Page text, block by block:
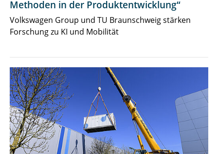
Methoden in der Produktentwicklung“
Volkswagen Group und TU Braunschweig stärken
Forschung zu KI und Mobilität